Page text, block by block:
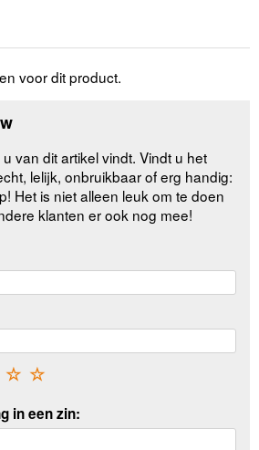
voor dit product.
van dit artikel vindt. Vindt u het
lelijk, onbruikbaar of erg handig:
Het is niet alleen leuk om te doen
klanten er ook nog mee!
☆
☆
in een zin: